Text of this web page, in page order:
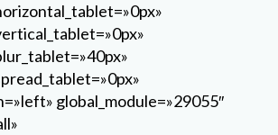
global_module=»29055″